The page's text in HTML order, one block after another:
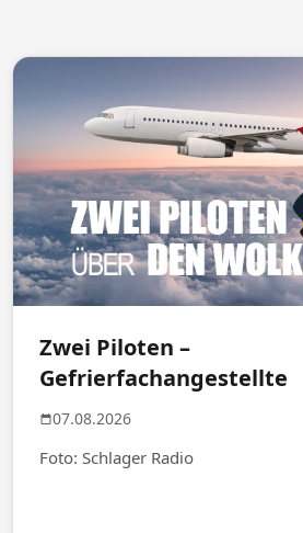
Zwei Piloten –
Gefrierfachangestellte
07.08.2026
Foto: Schlager Radio